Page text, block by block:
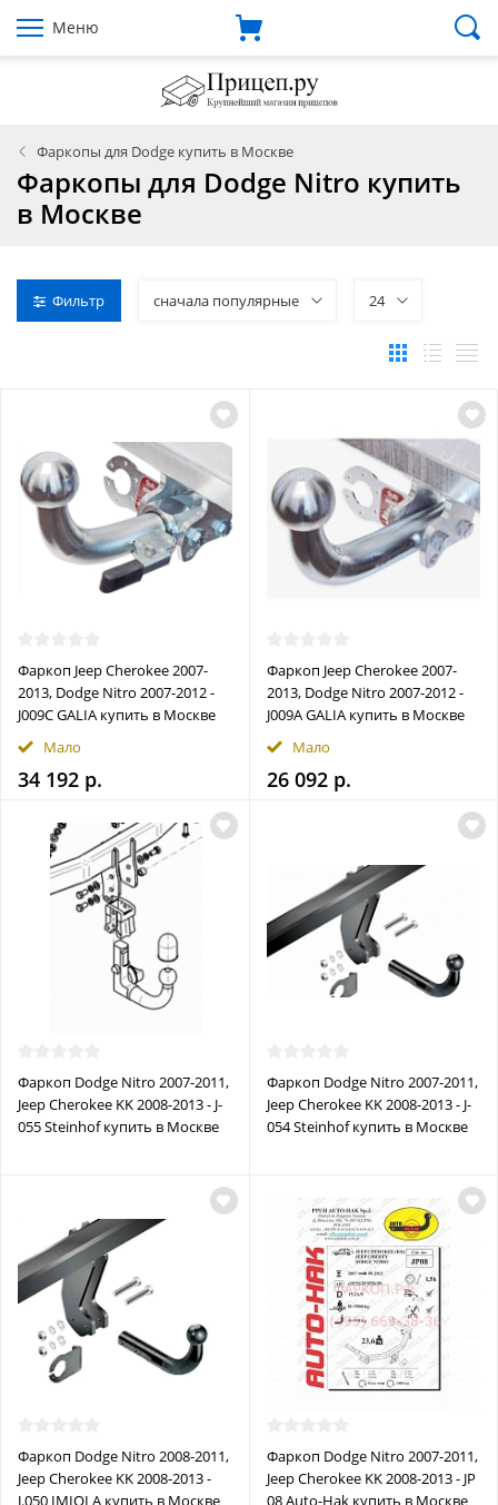
Меню
Фаркопы для Dodge купить в Москве
Фаркопы для Dodge Nitro купить
в Москве
Фильтр сначала популярные 24
Фаркоп Jeep Cherokee 2007-
2013, Dodge Nitro 2007-2012 -
J009C GALIA купить в Москве
Мало
34 192 р.
Фаркоп Jeep Cherokee 2007-
2013, Dodge Nitro 2007-2012 -
J009A GALIA купить в Москве
Мало
26 092 р.
Фаркоп Dodge Nitro 2007-2011,
Jeep Cherokee KK 2008-2013 - J-
055 Steinhof купить в Москве
Фаркоп Dodge Nitro 2007-2011,
Jeep Cherokee KK 2008-2013 - J-
054 Steinhof купить в Москве
Фаркоп Dodge Nitro 2008-2011,
Jeep Cherokee KK 2008-2013 -
J.050 IMIOLA купить в Москве
Фаркоп Dodge Nitro 2007-2011,
Jeep Cherokee KK 2008-2013 - JP
08 Auto-Hak купить в Москве